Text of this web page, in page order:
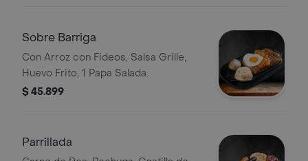
Sobre Barriga
Con Arroz con Fideos, Salsa Grille,
Huevo Frito, 1 Papa Salada.
$ 45.899
Parrillada